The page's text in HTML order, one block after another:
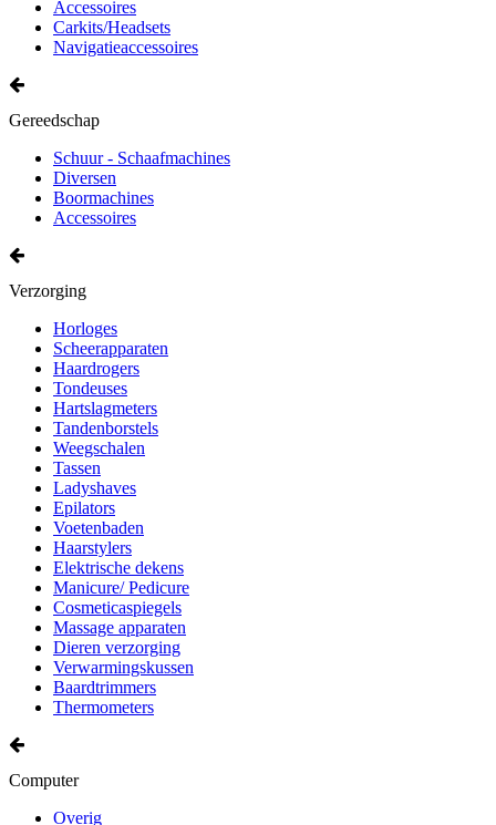
Accessoires
Carkits/Headsets
Navigatieaccessoires
Gereedschap
Schuur - Schaafmachines
Diversen
Boormachines
Accessoires
Verzorging
Horloges
Scheerapparaten
Haardrogers
Tondeuses
Hartslagmeters
Tandenborstels
Weegschalen
Tassen
Ladyshaves
Epilators
Voetenbaden
Haarstylers
Elektrische dekens
Manicure/ Pedicure
Cosmeticaspiegels
Massage apparaten
Dieren verzorging
Verwarmingskussen
Baardtrimmers
Thermometers
Computer
Overig